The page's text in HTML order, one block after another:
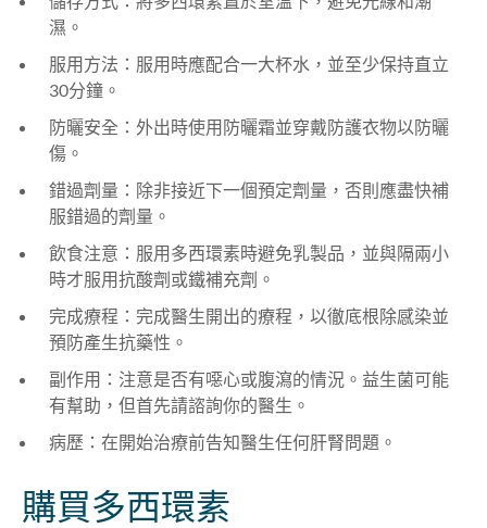
濕。
服用方法：服用時應配合一大杯水，並至少保持直立
30分鐘。
防曬安全：外出時使用防曬霜並穿戴防護衣物以防曬
傷。
錯過劑量：除非接近下一個預定劑量，否則應盡快補
服錯過的劑量。
飲食注意：服用多西環素時避免乳製品，並與隔兩小
時才服用抗酸劑或鐵補充劑。
完成療程：完成醫生開出的療程，以徹底根除感染並
預防產生抗藥性。
副作用：注意是否有噁心或腹瀉的情況。益生菌可能
有幫助，但首先請諮詢你的醫生。
病歷：在開始治療前告知醫生任何肝腎問題。
購買多西環素